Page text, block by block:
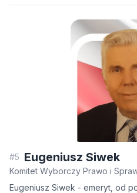
#5 Eugeniusz Siwek
Komitet Wyborczy Prawo i
Eugeniusz Siwek - emeryt, od